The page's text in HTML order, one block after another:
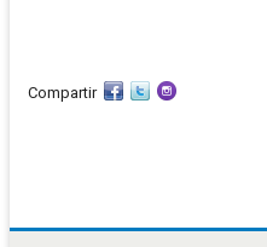
Compartir